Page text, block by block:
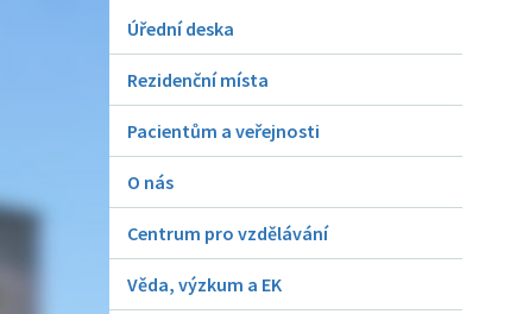
Úřední deska
Rezidenční místa
Pacientům a veřejnosti
O nás
Centrum pro vzdělávání
Věda, výzkum a EK